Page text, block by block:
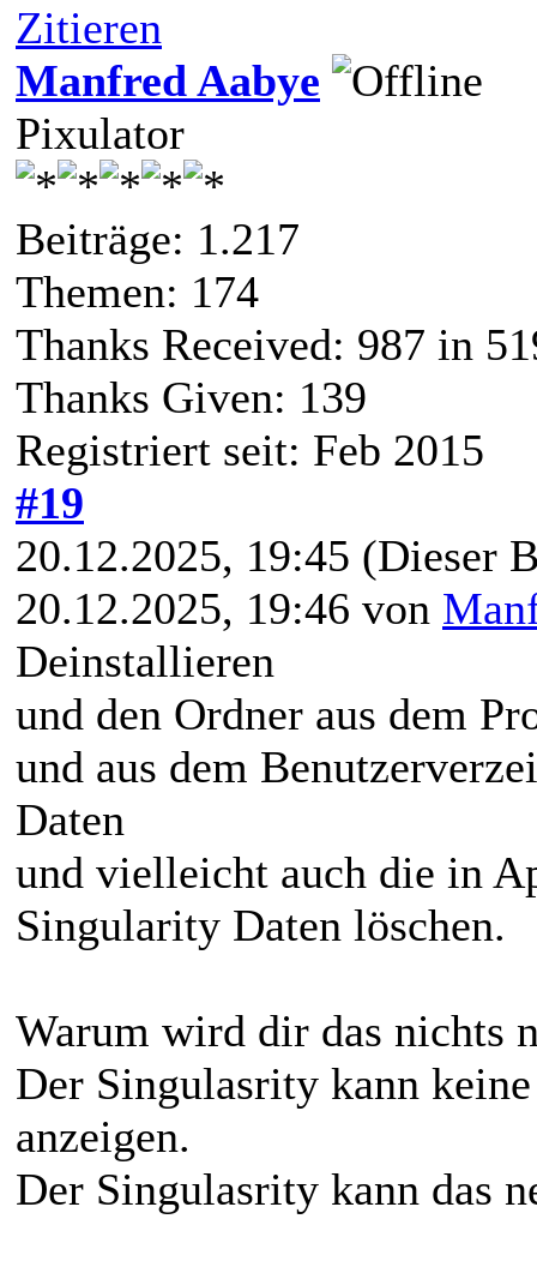
Zitieren
Manfred Aabye
Pixulator
Beiträge: 1.217
Themen: 174
Thanks Received: 987 in
Thanks Given: 139
Registriert seit: Feb 2015
#19
20.12.2025, 19:45 (Dieser
20.12.2025, 19:46 von
Deinstallieren
und den Ordner aus dem
und aus dem
Daten
und vielleicht auch die in
Singularity Daten löschen.
Warum wird dir das nichts
Der Singulasrity kann
anzeigen.
Der Singulasrity kann das